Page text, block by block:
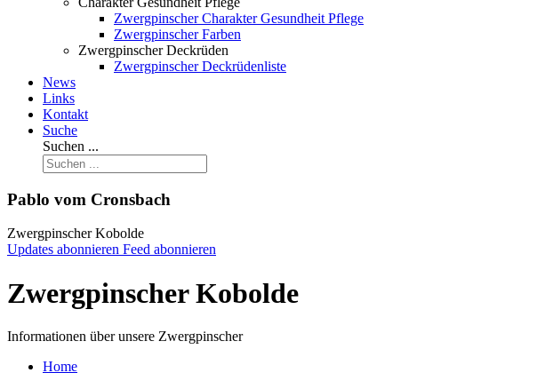
Zwergpinscher Charakter Gesundheit Pflege
Zwergpinscher Farben
Zwergpinscher Deckrüden
Zwergpinscher Deckrüdenliste
News
Links
Kontakt
Suche
Suchen ...
Pablo vom Cronsbach
Zwergpinscher Kobolde
Updates abonnieren Feed abonnieren
Zwergpinscher Kobolde
Informationen über unsere Zwergpinscher
Home